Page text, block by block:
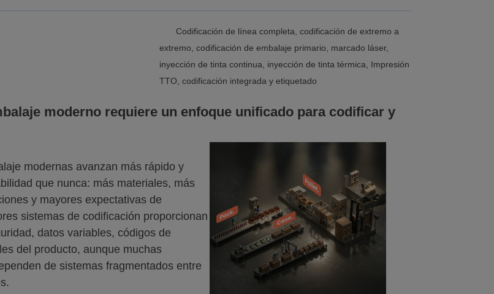
Codificación de línea completa, codificación de extremo a
extremo, codificación de embalaje primario, marcado láser,
inyección de tinta continua, inyección de tinta térmica, Impresión
TTO, codificación integrada y etiquetado
moderno requiere un enfoque unificado para codificar y
modernas avanzan más rápido y
que nunca: más materiales, más
y mayores expectativas de
sistemas de codificación proporcionan
datos variables, códigos de
del producto, aunque muchas
de sistemas fragmentados entre